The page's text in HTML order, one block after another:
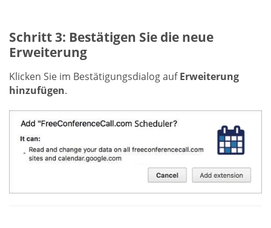
Schritt 3: Bestätigen Sie die neue
Erweiterung
Klicken Sie im Bestätigungsdialog aufErweiterung
hinzufügen.